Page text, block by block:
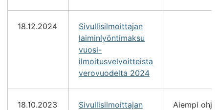
18.12.2024
Sivullisilmoittajan
laiminlyöntimaksu
vuosi-
ilmoitusvelvoitteista
verovuodelta 2024
18.10.2023
Sivullisilmoittajan
Aiempi ohje